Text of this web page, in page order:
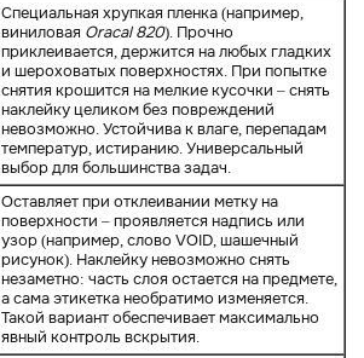
Специальная хрупкая пленка (например,
виниловая Oracal 820). Прочно
приклеивается, держится на любых гладких
и шероховатых поверхностях. При попытке
снятия крошится на мелкие кусочки – снять
наклейку целиком без повреждений
невозможно. Устойчива к влаге, перепадам
температур, истиранию. Универсальный
выбор для большинства задач.
Оставляет при отклеивании метку на
поверхности – проявляется надпись или
узор (например, слово VOID, шашечный
рисунок). Наклейку невозможно снять
незаметно: часть слоя остается на предмете,
а сама этикетка необратимо изменяется.
Такой вариант обеспечивает максимально
явный контроль вскрытия.